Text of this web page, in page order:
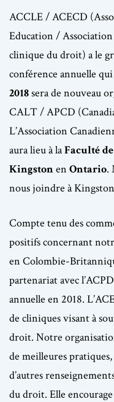
ACCLE / ACECD
Education /
clinique du droit) a le
conférence annuelle
2018sera de nouveau
CALT / APCD
L’Association
aura lieu à laFaculté
Kingstonen Ontario.
nous joindre à
Compte tenu des
positifs concernant
en Colombie-
partenariat avec
annuelle en 2018.
de cliniques visant à
droit. Notre
de meilleures
d’autres
du droit. Elle